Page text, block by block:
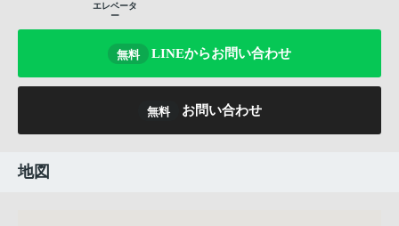
エレベータ
ー
無料 LINEからお問い合わせ
無料 お問い合わせ
地図